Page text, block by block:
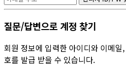
질문/답변으로 계정 찾기
회원 정보에 입력한 아이디와 이메
호를 발급 받을 수 있습니다.